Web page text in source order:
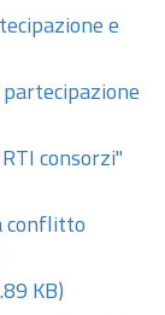
e
consorzi"
conflitto
KB)